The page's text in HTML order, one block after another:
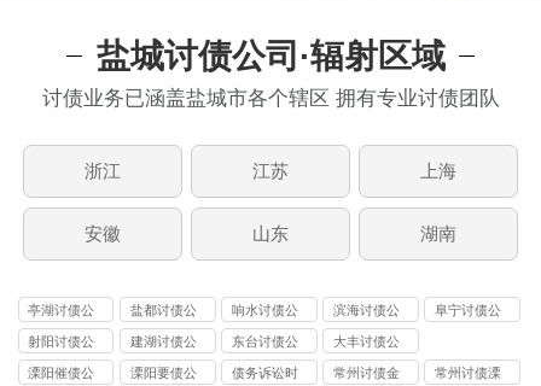
盐城讨债公司·辐射区域
讨债业务已涵盖盐城市各个辖区 拥有专业讨债团队
浙江 江苏 上海
安徽 山东 湖南
亭湖讨债公
司
盐都讨债公
司
响水讨债公
司
滨海讨债公
司
阜宁讨债公
射阳讨债公
司
建湖讨债公
司
东台讨债公
司
大丰讨债公
司
溧阳催债公
溧阳要债公
债务诉讼时
常州讨债金
常州讨债溧